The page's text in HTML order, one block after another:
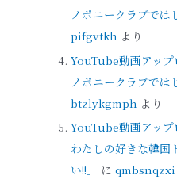
ノポニークラブでは
pifgvtkh より
YouTube動画アップ
ノポニークラブでは
btzlykgmph より
YouTube動画アップ
わたしの好きな韓国
い!!」
にqmbsnqzxi